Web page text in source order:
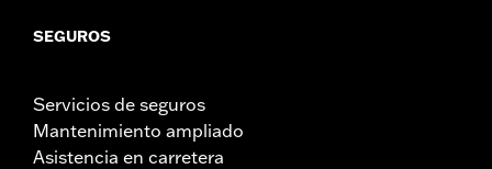
SEGUROS
Servicios de seguros
Mantenimiento ampliado
Asistencia en carretera